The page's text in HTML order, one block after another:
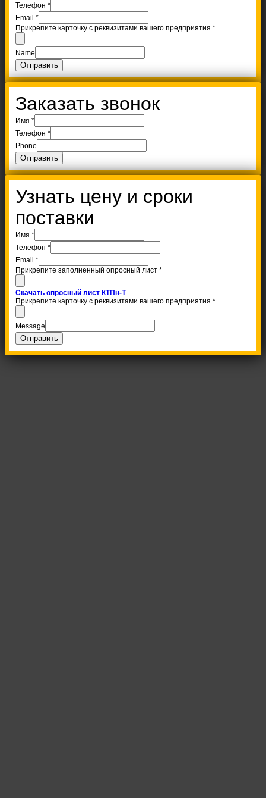
Телефон *
Email *
Прикрепите карточку с реквизитами вашего предприятия *
Name
Отправить
Заказать звонок
Имя *
Телефон *
Phone
Отправить
Узнать цену и сроки
поставки
Имя *
Телефон *
Email *
Прикрепите заполненный опросный лист *
Скачать опросный лист КТПн-Т
Прикрепите карточку с реквизитами вашего предприятия *
Message
Отправить